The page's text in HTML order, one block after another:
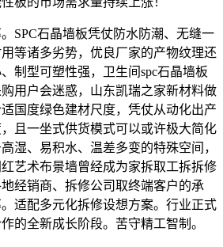
石晶墙板凭仗防水防潮、无缝一
等诸多劣势，优良厂家的产物纹理还
制型可塑性强，卫生间spc石晶墙板
用户会迷惑，山东凯瑞之家新材料做
国度绿色建材尺度，凭仗从动化出产
且一坐式供货模式可以或许极大简化
湿、易积水、温差多变的特殊空间，
艺术布景墙曾经成为家拆取工拆拆修
经销商、拆修公司取终端客户的承
适配多元化拆修设想方案。行业正式
的全新成长阶段。苦守精工智制。